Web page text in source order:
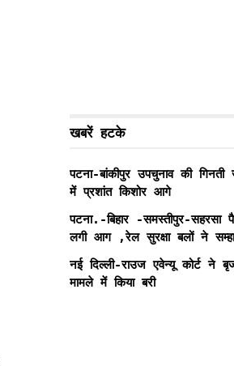
खबरें हटके
पटना-बांकीपुर उपचुनाव की
में प्रशांत किशोर आगे
पटना.-बिहार -समस्तीपुर-
लगी आग ,रेल सुरक्षा बलों ने
नई दिल्ली-राउज एवेन्यू कोर्ट ने
मामले में किया बरी